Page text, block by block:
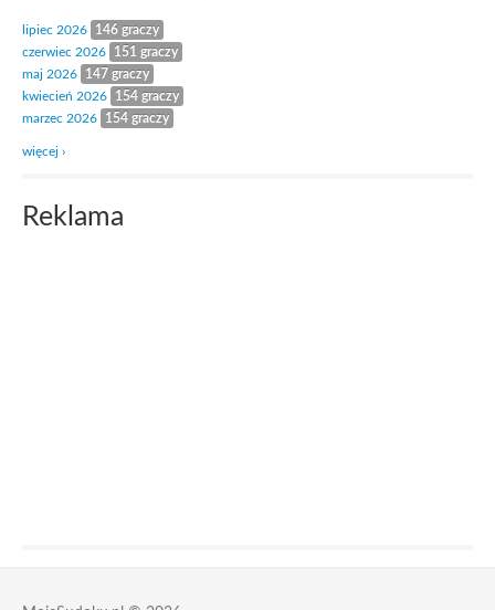
lipiec 2026
146 graczy
czerwiec 2026
151 graczy
maj 2026
147 graczy
kwiecień 2026
154 graczy
marzec 2026
154 graczy
więcej ›
Reklama